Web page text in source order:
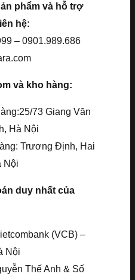
phẩm và hỗ trợ
hệ:
– 0901.989.686
và kho hàng:
73 Giang Văn
Hà Nội
Trương Định, Hai
Nội
duy nhất của
(VCB) –
Nội
Thế Anh & Số